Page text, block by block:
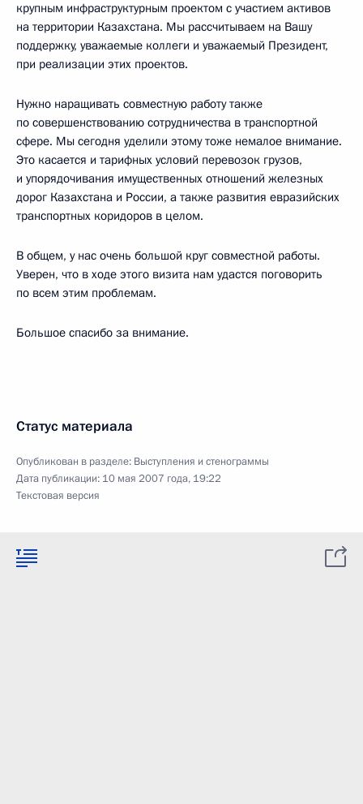
крупным инфраструктурным проектом с участием активов
на территории Казахстана. Мы рассчитываем на Вашу
поддержку, уважаемые коллеги и уважаемый Президент,
при реализации этих проектов.
Нужно наращивать совместную работу также
по совершенствованию сотрудничества в транспортной
сфере. Мы сегодня уделили этому тоже немалое внимание.
Это касается и тарифных условий перевозок грузов,
и упорядочивания имущественных отношений железных
дорог Казахстана и России, а также развития евразийских
транспортных коридоров в целом.
В общем, у нас очень большой круг совместной работы.
Уверен, что в ходе этого визита нам удастся поговорить
по всем этим проблемам.
Большое спасибо за внимание.
Статус материала
Опубликован в разделе: Выступления и стенограммы
Дата публикации: 10 мая 2007 года, 19:22
Текстовая версия